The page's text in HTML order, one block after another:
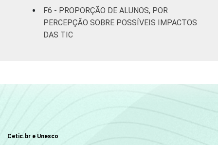
Dados coletados entre setembro e
dezembro de 2015.
F6 - PROPORÇÃO DE ALUNOS, POR
PERCEPÇÃO SOBRE POSSÍVEIS IMPACTOS
DAS TIC
Cetic.br e Unesco